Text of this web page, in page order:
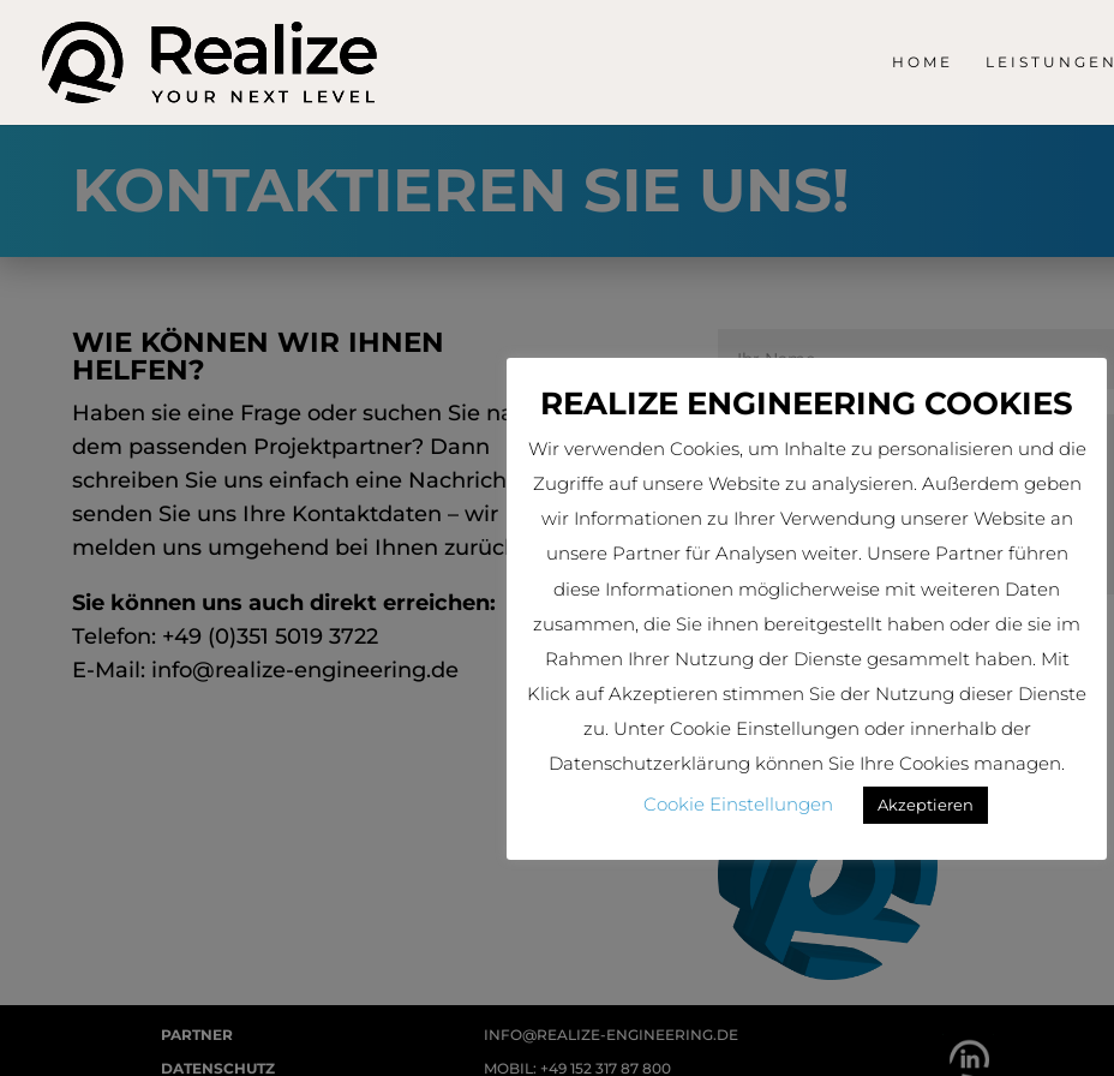
HOME LEISTUNGEN
KONTAKTIEREN SIE UNS!
WIE KÖNNEN WIR IHNEN
HELFEN?
Haben sie eine Frage oder suchen Sie nach
dem passenden Projektpartner? Dann
schreiben Sie uns einfach eine Nachricht und
senden Sie uns Ihre Kontaktdaten – wir
melden uns umgehend bei Ihnen zurück.
Sie können uns auch direkt erreichen:
Telefon: +49 (0)351 5019 3722
E-Mail: info@realize-engineering.de
PARTNER
DATENSCHUTZ
INFO@REALIZE-ENGINEERING.DE
MOBIL: +49 152 317 87 800
REALIZE ENGINEERING COOKIES
Wir verwenden Cookies, um Inhalte zu personalisieren und die
Zugriffe auf unsere Website zu analysieren. Außerdem geben
wir Informationen zu Ihrer Verwendung unserer Website an
unsere Partner für Analysen weiter. Unsere Partner führen
diese Informationen möglicherweise mit weiteren Daten
zusammen, die Sie ihnen bereitgestellt haben oder die sie im
Rahmen Ihrer Nutzung der Dienste gesammelt haben. Mit
Klick auf Akzeptieren stimmen Sie der Nutzung dieser Dienste
zu. Unter Cookie Einstellungen oder innerhalb der
Datenschutzerklärung können Sie Ihre Cookies managen.
Cookie Einstellungen
Akzeptieren